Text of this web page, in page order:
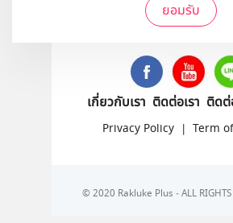
ยอมรับ
ติดตามเราได้ที่
เกี่ยวกับเรา ติดต่อเรา ติด
Privacy Policy | Term
© 2020 Rakluke Plus - ALL RIGHTS